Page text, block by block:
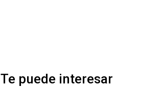
Te puede interesar